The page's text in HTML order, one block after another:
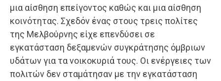
μια αίσθηση επείγοντος καθώς και μια αίσθηση
κοινότητας. Σχεδόν ένας στους τρεις πολίτες
της Μελβούρνης είχε επενδύσει σε
εγκατάσταση δεξαμενών συγκράτησης όμβριων
υδάτων για τα νοικοκυριά τους. Οι ενέργειες των
πολιτών δεν σταμάτησαν με την εγκατάσταση